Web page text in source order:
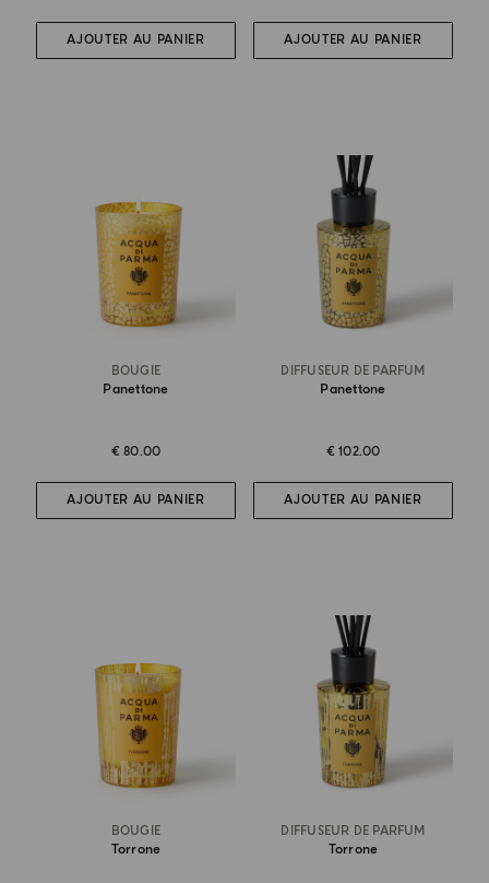
AJOUTER AU PANIER AJOUTER AU PANIER
BOUGIE
Panettone
€ 80.00
AJOUTER AU PANIER
DIFFUSEUR DE PARFUM
Panettone
€ 102.00
AJOUTER AU PANIER
BOUGIE
Torrone
DIFFUSEUR DE PARFUM
Torrone